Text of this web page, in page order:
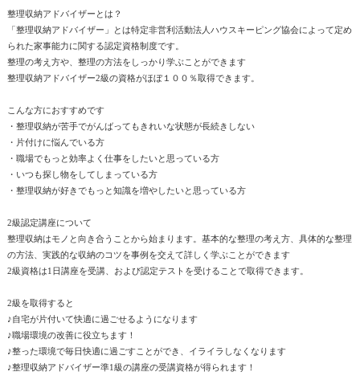
整理収納アドバイザーとは？
「整理収納アドバイザー」とは特定非営利活動法人ハウスキーピング協会によって定め
られた家事能力に関する認定資格制度です。
整理の考え方や、整理の方法をしっかり学ぶことができます
整理収納アドバイザー2級の資格がほぼ１００％取得できます。
こんな方におすすめです
・整理収納が苦手でがんばってもきれいな状態が長続きしない
・片付けに悩んでいる方
・職場でもっと効率よく仕事をしたいと思っている方
・いつも探し物をしてしまっている方
・整理収納が好きでもっと知識を増やしたいと思っている方
2級認定講座について
整理収納はモノと向き合うことから始まります。基本的な整理の考え方、具体的な整理
の方法、実践的な収納のコツを事例を交えて詳しく学ぶことができます
2級資格は1日講座を受講、および認定テストを受けることで取得できます。
2級を取得すると
♪自宅が片付いて快適に過ごせるようになります
♪職場環境の改善に役立ちます！
♪整った環境で毎日快適に過ごすことができ、イライラしなくなります
♪整理収納アドバイザー準1級の講座の受講資格が得られます！